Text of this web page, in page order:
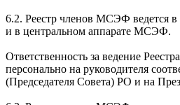
6.2. Реестр членов МСЭФ ведется в
и в центральном аппарате МСЭФ.
Ответственность за ведение
персонально на руководителя
(Председателя Совета) РО и на